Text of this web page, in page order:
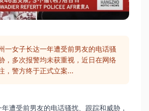
一女子长达一年遭受前男友的电话骚
，多次报警均未获重视，近日在网络
，警方终于正式立案...
遭受前男友的电话骚扰、跟踪和威胁，